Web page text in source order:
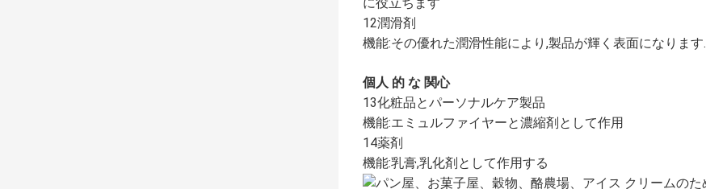
12潤滑剤
機能:その優れた潤滑性能により,製品が輝く表面になります.
個人 的 な 関心
13化粧品とパーソナルケア製品
機能:エミュルファイヤーと濃縮剤として作用
14薬剤
機能:乳膏,乳化剤として作用する